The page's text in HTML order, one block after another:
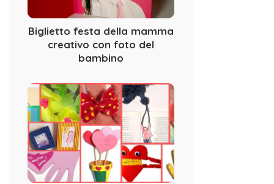
Biglietto festa della mamma
creativo con foto del
bambino